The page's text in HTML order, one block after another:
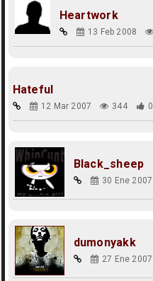
Heartwork
13 Feb 2008
Hateful
12 Mar 2007 344 0
Black_sheep
30 Ene 2007
dumonyakk
27 Ene 2007